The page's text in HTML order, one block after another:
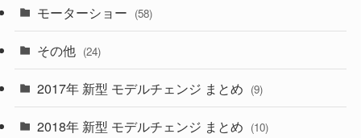
(9) (26)
モーターショー (58)
その他 (24)
2017年 新型 モデルチェンジ まとめ (9)
2018年 新型 モデルチェンジ まとめ (10)